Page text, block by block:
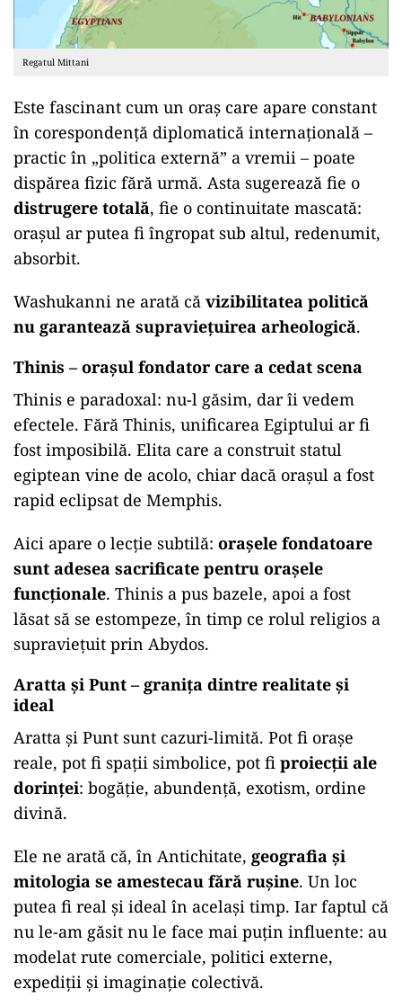
Regatul Mittani
Este fascinant cum un oraș care apare constant
în corespondență diplomatică internațională –
practic în „politica externă” a vremii – poate
dispărea fizic fără urmă. Asta sugerează fie o
distrugere totală, fie o continuitate mascată:
orașul ar putea fi îngropat sub altul, redenumit,
absorbit.
Washukanni ne arată că vizibilitatea politică
nu garantează supraviețuirea arheologică.
Thinis – orașul fondator care a cedat scena
Thinis e paradoxal: nu-l găsim, dar îi vedem
efectele. Fără Thinis, unificarea Egiptului ar fi
fost imposibilă. Elita care a construit statul
egiptean vine de acolo, chiar dacă orașul a fost
rapid eclipsat de Memphis.
Aici apare o lecție subtilă: orașele fondatoare
sunt adesea sacrificate pentru orașele
funcționale. Thinis a pus bazele, apoi a fost
lăsat să se estompeze, în timp ce rolul religios a
supraviețuit prin Abydos.
Aratta și Punt – granița dintre realitate și
ideal
Aratta și Punt sunt cazuri-limită. Pot fi orașe
reale, pot fi spații simbolice, pot fi proiecții ale
dorinței: bogăție, abundență, exotism, ordine
divină.
Ele ne arată că, în Antichitate, geografia și
mitologia se amestecau fără rușine. Un loc
putea fi real și ideal în același timp. Iar faptul că
nu le-am găsit nu le face mai puțin influente: au
modelat rute comerciale, politici externe,
expediții și imaginație colectivă.